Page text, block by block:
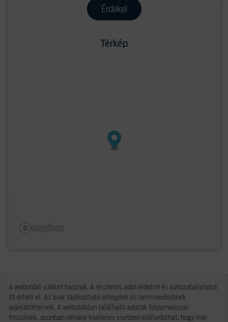
Érdekel
Térkép
A weboldal sütiket használ. A részletes adatvédelmi és sütiszabályzatot
itt érheti el. Az árak tájékoztató jellegűek és nem minősülnek
ajánlattételnek. A weboldalon található adatok folyamatosan
frissülnek, azonban néhány kivételes esetben előfordulhat, hogy már